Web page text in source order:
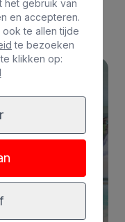
hotels
Dorado Beach
het gebruik van
en accepteren.
te allen tijde
te bezoeken
klikken op: